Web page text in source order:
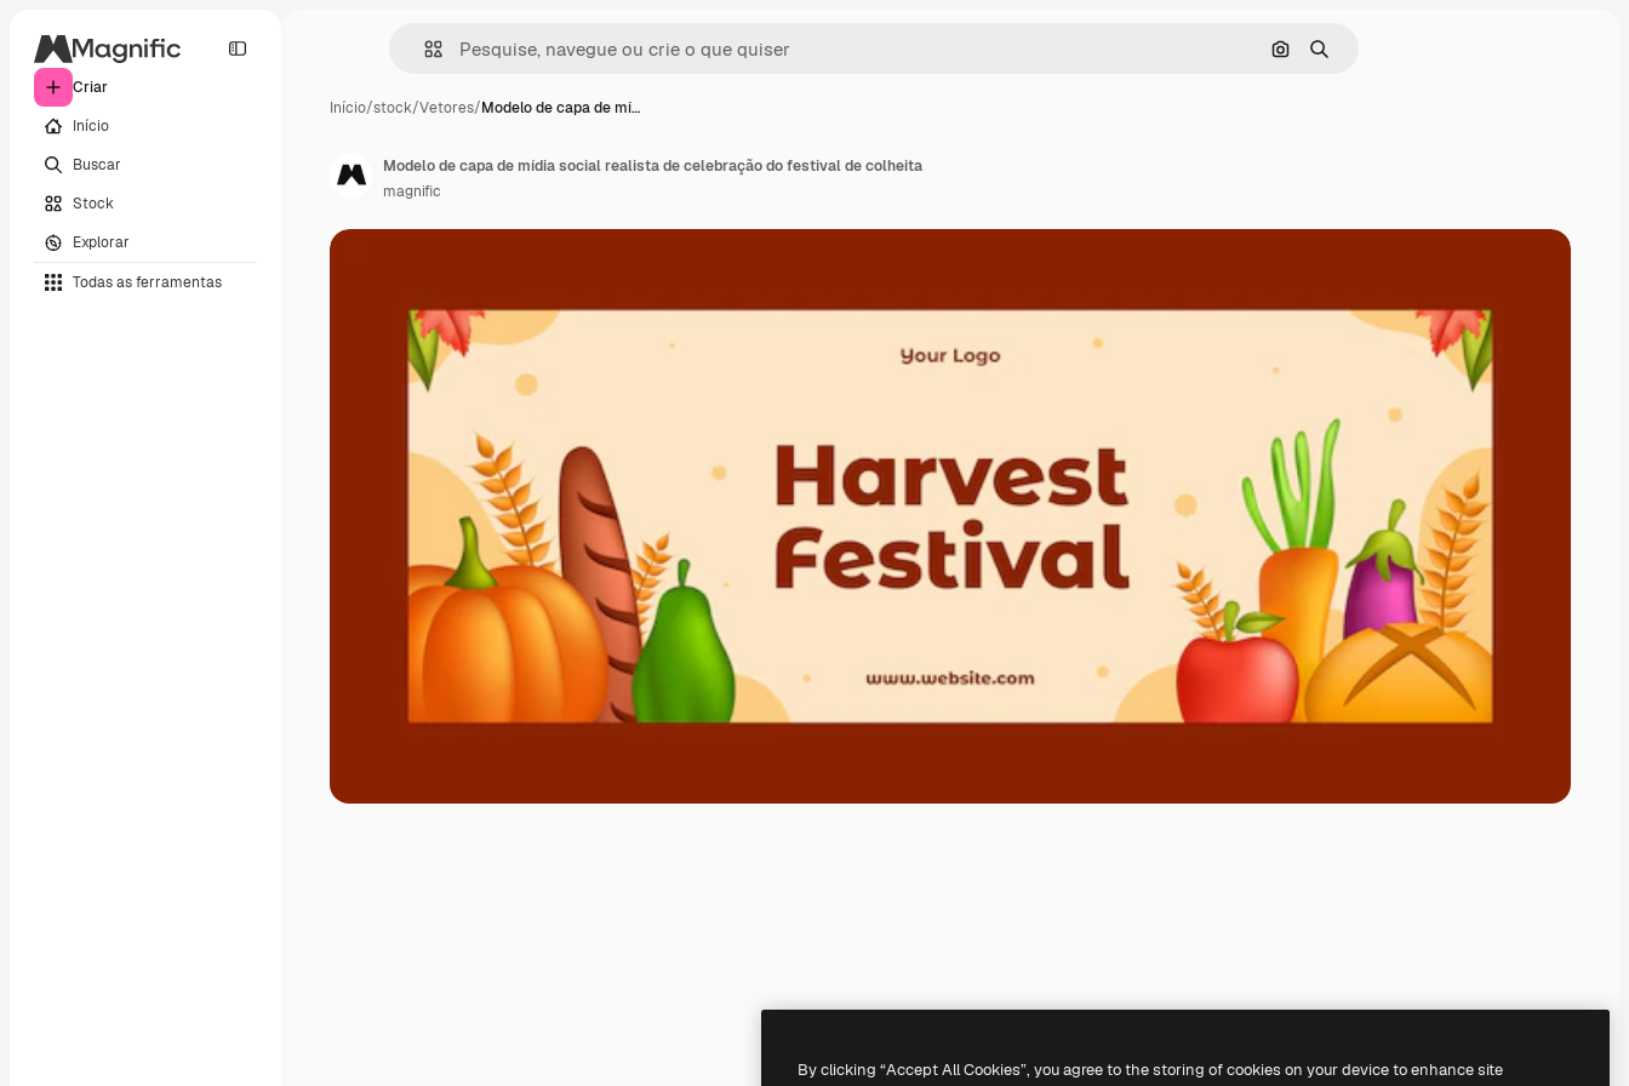
Criar
Início
Buscar
Stock
Explorar
Todas as ferramentas
Pesquisar por imagem
Buscar
Início/stock/Vetores/Modelo de capa de mí…
Modelo de capa de mídia social realista de celebração do festival de colheita
magnific
By clicking “Accept All Cookies”, you agree to the storing of cookies on your device to enhance site